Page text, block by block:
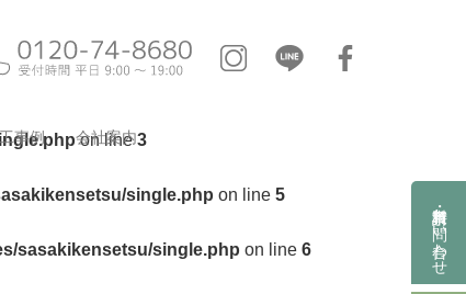
資料請求・お問い合わせ
事例 会社案内
on line3
single.php on line 5
sasakikensetsu/single.php on line 6